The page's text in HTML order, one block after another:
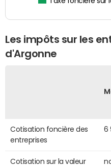
Les impôts sur les
d'Argonne
Cotisation foncière des
entreprises
6
Cotisation sur la valeur